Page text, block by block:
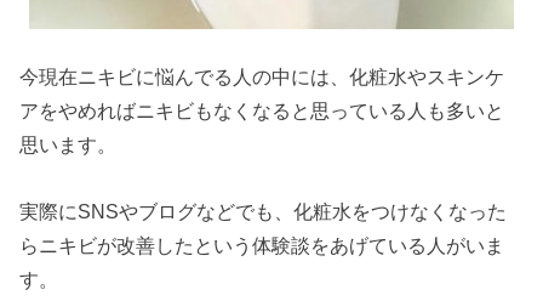
今現在ニキビに悩んでる人の中には、化粧水やスキンケ
アをやめればニキビもなくなると思っている人も多いと
思います。
実際にSNSやブログなどでも、化粧水をつけなくなった
らニキビが改善したという体験談をあげている人がいま
す。